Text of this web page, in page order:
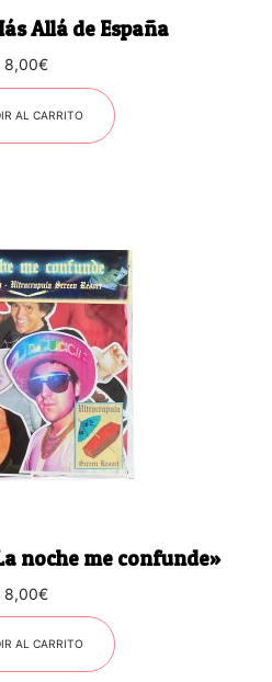
Allá de España
8,00€
AL CARRITO
noche me confunde»
8,00€
AL CARRITO